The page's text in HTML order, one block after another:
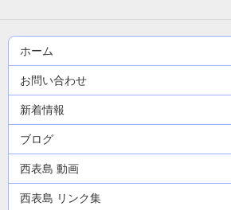
ホーム
お問い合わせ
新着情報
ブログ
西表島 動画
西表島 リンク集